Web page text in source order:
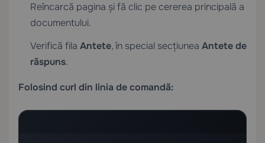
Reîncarcă pagina și fă clic pe cererea principală a
documentului.
Verifică fila Antete, în special secțiunea Antete de
răspuns.
Folosind curl din linia de comandă: